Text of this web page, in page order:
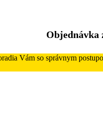
Objednávka
Vám so správnym